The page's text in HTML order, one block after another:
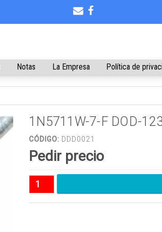
Notas La Empresa Política de
1N5711W-7-F DOD-
CÓDIGO: DDD0021
Pedir precio